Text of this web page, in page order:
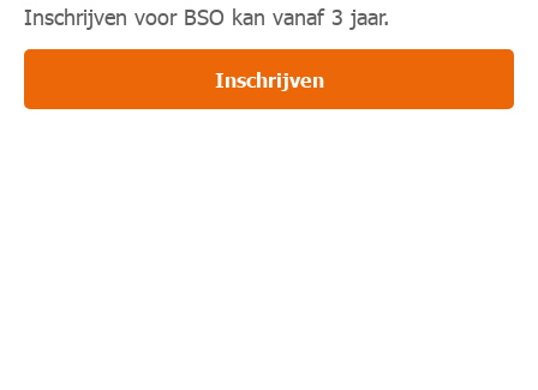
Inschrijven voor BSO kan vanaf 3 jaar.
Inschrijven